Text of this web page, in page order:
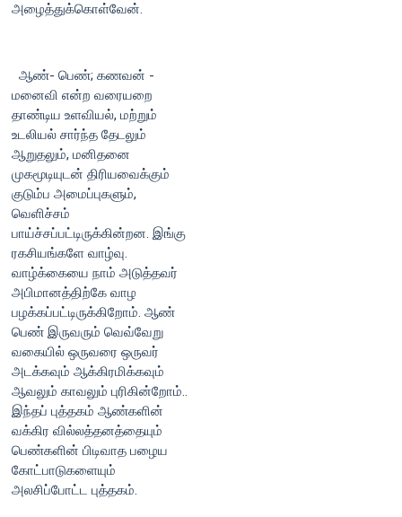
அழைத்துக்கொள்வேன்.
ஆண்- பெண்; கணவன் -
மனைவி என்ற வரையறை
தாண்டிய உளவியல், மற்றும்
உடலியல் சார்ந்த தேடலும்
ஆறுதலும், மனிதனை
முகமூடியுடன் திரியவைக்கும்
குடும்ப அமைப்புகளும்,
வெளிச்சம்
பாய்ச்சப்பட்டிருக்கின்றன. இங்கு
ரகசியங்களே வாழ்வு.
வாழ்க்கையை நாம் அடுத்தவர்
அபிமானத்திற்கே வாழ
பழக்கப்பட்டிருக்கிறோம். ஆண்
பெண் இருவரும் வெவ்வேறு
வகையில் ஒருவரை ஒருவர்
அடக்கவும் ஆக்கிரமிக்கவும்
ஆவலும் காவலும் புரிகின்றோம்..
இந்தப் புத்தகம் ஆண்களின்
வக்கிர வில்லத்தனத்தையும்
பெண்களின் பிடிவாத பழைய
கோட்பாடுகளையும்
அலசிப்போட்ட புத்தகம்.